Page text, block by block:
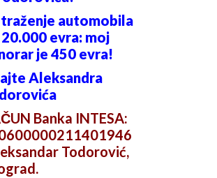
traženje automobila
evra: moj
je 450 evra!
Aleksandra
Banka INTESA:
Todorović,